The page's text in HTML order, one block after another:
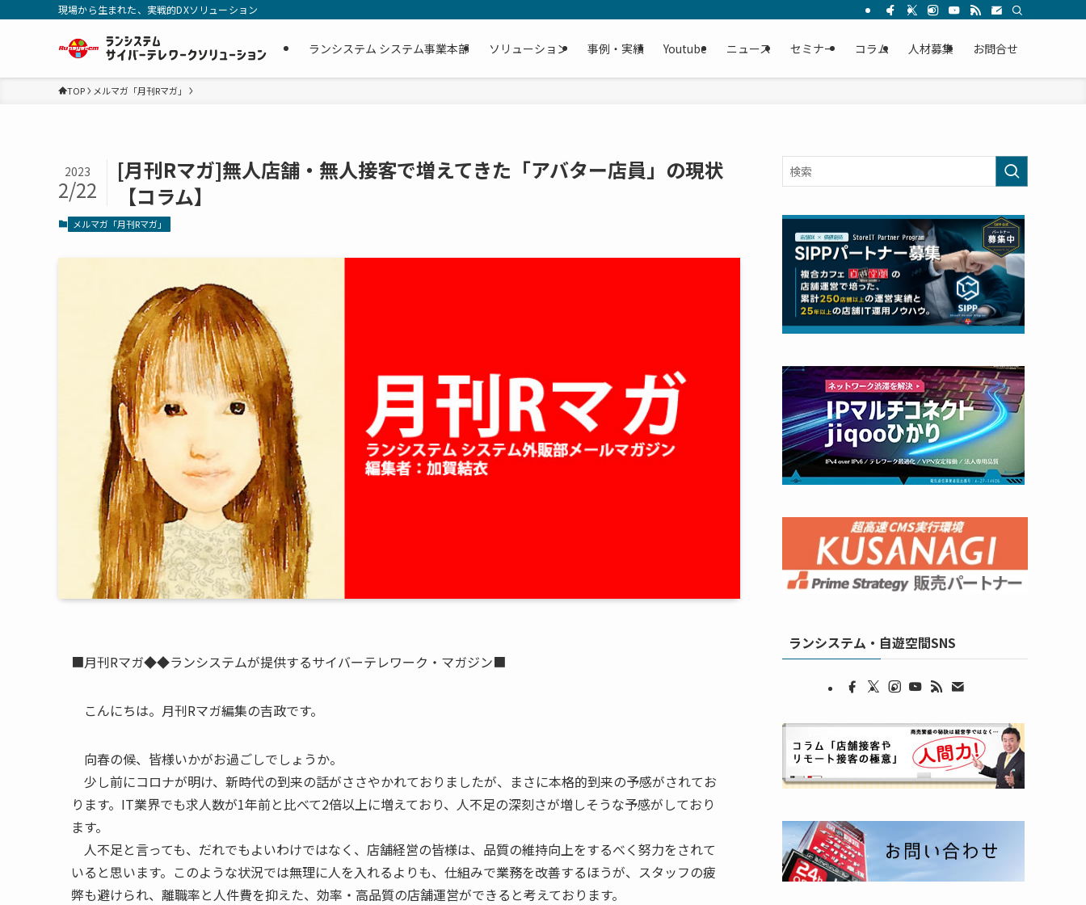
現場から生まれた、実戦的DXソリューション
ランシステム システム事業本部 ソリューション 事例・実績 Youtube ニュース セミナー コラム 人材募集 お問合せ
TOP メルマガ「月刊Rマガ」
[月刊Rマガ]無人店舗・無人接客で増えてきた「アバター店員」の現状
【コラム】
2023
2/22
メルマガ「月刊Rマガ」
■月刊Rマガ◆◆ランシステムが提供するサイバーテレワーク・マガジン■
こんにちは。月刊Rマガ編集の吉政です。
向春の候、皆様いかがお過ごしでしょうか。
少し前にコロナが明け、新時代の到来の話がささやかれておりましたが、まさに本格的到来の予感がされてお
ります。IT業界でも求人数が1年前と比べて2倍以上に増えており、人不足の深刻さが増しそうな予感がしており
ます。
人不足と言っても、だれでもよいわけではなく、店舗経営の皆様は、品質の維持向上をするべく努力をされて
いると思います。このような状況では無理に人を入れるよりも、仕組みで業務を改善するほうが、スタッフの疲
弊も避けられ、離職率と人件費を抑えた、効率・高品質の店舗運営ができると考えております。
ランシステム・自遊空間SNS